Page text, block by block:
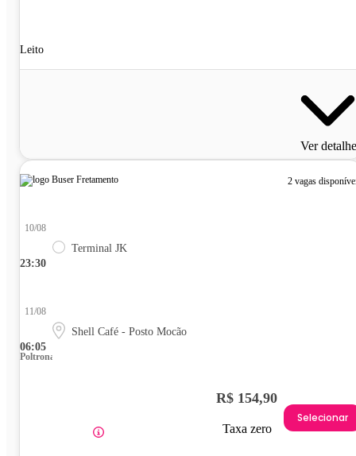
Leito
Ver
2 vagas
23:30
10/08
Terminal JK
06:05
11/08
Shell Café - Posto Mocão
Poltrona
R$ 154,90
Taxa zero
Selecionar